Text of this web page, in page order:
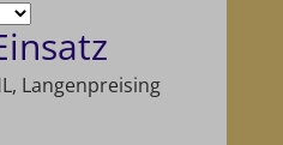
Langenpreising